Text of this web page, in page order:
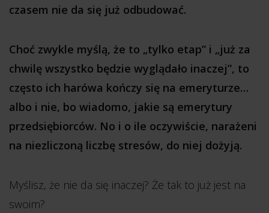
czasem nie da się już odbudować.
Choć zwykle myślą, że to „tylko etap” i „już za
chwilę wszystko będzie wyglądało inaczej”, to
często ich harówa kończy się na emeryturze…
albo i nie, bo wiadomo, jakie są emerytury
przedsiębiorców. No i o ile oczywiście, narażeni
na niezliczoną liczbę stresów, do niej dożyją.
Myślisz, że nie da się inaczej? Że tak to już jest na
swoim?